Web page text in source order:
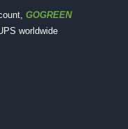
GOGREEN
worldwide